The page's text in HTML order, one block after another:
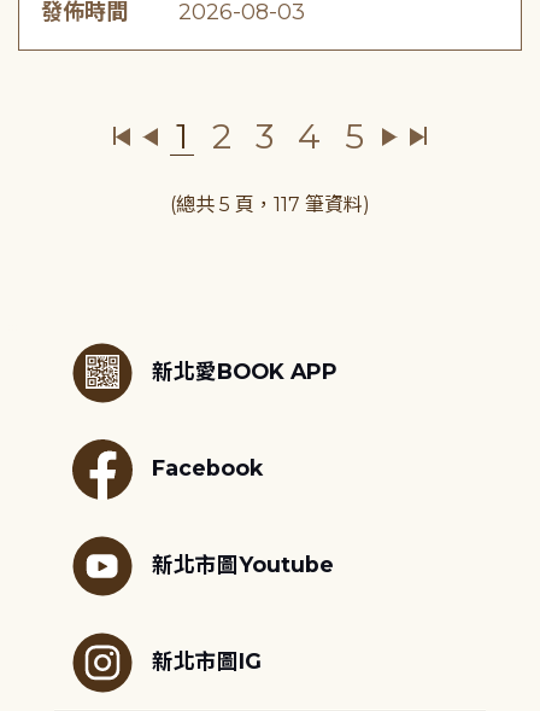
發佈時間 2026-08-03
1 2 3 4 5
(總共 5 頁，117 筆資料)
新北愛BOOK APP
Facebook
新北市圖Youtube
新北市圖IG